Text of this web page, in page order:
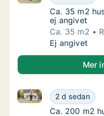
Ca. 35 m2
Ca. 35 m2
ej angivet
Ca. 35 m2
Ca. 35 m2
Ej angivet
Mer
Ca. 200 m2
2 d sedan
Ca. 200 m2 hus att
Ca. 200 m2
Ca. 200 m2